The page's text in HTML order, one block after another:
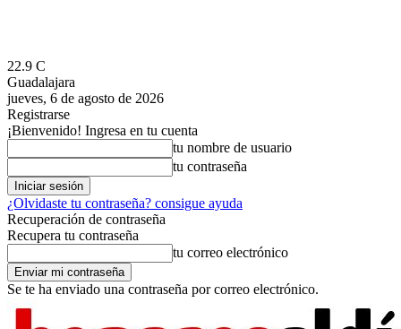
22.9 C
Guadalajara
jueves, 6 de agosto de 2026
Registrarse
¡Bienvenido! Ingresa en tu cuenta
tu nombre de usuario
tu contraseña
¿Olvidaste tu contraseña? consigue ayuda
Recuperación de contraseña
Recupera tu contraseña
tu correo electrónico
Se te ha enviado una contraseña por correo electrónico.